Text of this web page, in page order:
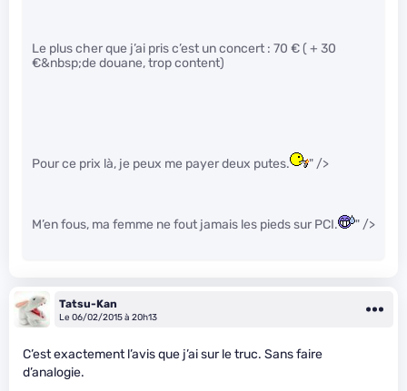
Le plus cher que j’ai pris c’est un concert : 70 € ( + 30
€&nbsp;de douane, trop content)
Pour ce prix là, je peux me payer deux putes. " />
M’en fous, ma femme ne fout jamais les pieds sur PCI. " />
Tatsu-Kan
Le 06/02/2015 à 20h13
C’est exactement l’avis que j’ai sur le truc. Sans faire
d’analogie.